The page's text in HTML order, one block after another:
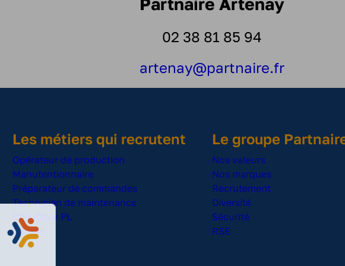
02 38 81 85 94
artenay@partnaire.fr
Les métiers qui recrutent
Opérateur de production
Manutentionnaire
Préparateur de commandes
Technicien de maintenance
Chauffeur PL
Cariste
Le groupe
Nos valeurs
Nos marques
Recrutement
Diversité
Sécurité
RSE